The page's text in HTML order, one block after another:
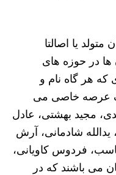
یا اصالتا
ها در حوزه های
که هر گاه نام و
یک عرصه خاصی می
مجید بهشتی، عادل
شادمانی، آرش
فردوس کاویانی،
می باشند که در